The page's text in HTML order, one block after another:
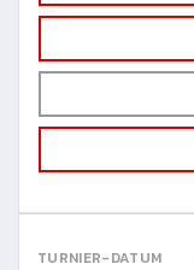
TURNIER-DATUM